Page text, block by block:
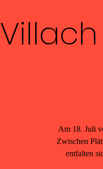
Am 18. Juli
Zwischen
entfalten